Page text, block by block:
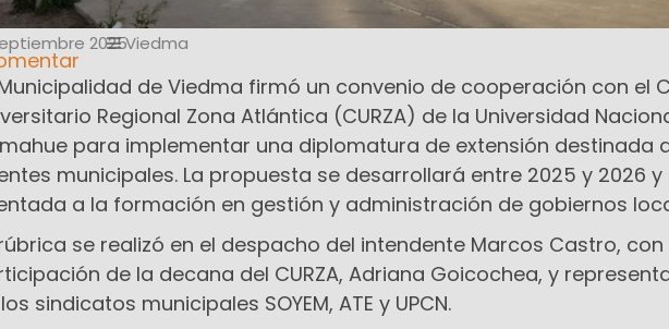
2025Viedma
de Viedma firmó un convenio de cooperación con el
Regional Zona Atlántica (CURZA) de la Universidad
para implementar una diplomatura de extensión destinada
municipales. La propuesta se desarrollará entre 2025 y 2026
a la formación en gestión y administración de gobiernos
se realizó en el despacho del intendente Marcos Castro, con
de la decana del CURZA, Adriana Goicochea, y
sindicatos municipales SOYEM, ATE y UPCN.